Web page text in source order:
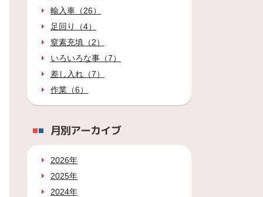
輸入車（26）
足回り（4）
窒素充填（2）
いろいろな事（7）
差し入れ（7）
作業（6）
月別アーカイブ
2026年
2025年
2024年